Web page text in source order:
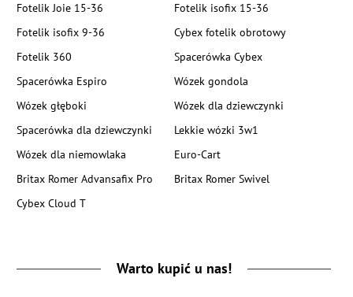
Fotelik Joie 15-36
Fotelik isofix 15-36
Fotelik isofix 9-36
Cybex fotelik obrotowy
Fotelik 360
Spacerówka Cybex
Spacerówka Espiro
Wózek gondola
Wózek głęboki
Wózek dla dziewczynki
Spacerówka dla dziewczynki
Lekkie wózki 3w1
Wózek dla niemowlaka
Euro-Cart
Britax Romer Advansafix Pro
Britax Romer Swivel
Cybex Cloud T
Warto kupić u nas!